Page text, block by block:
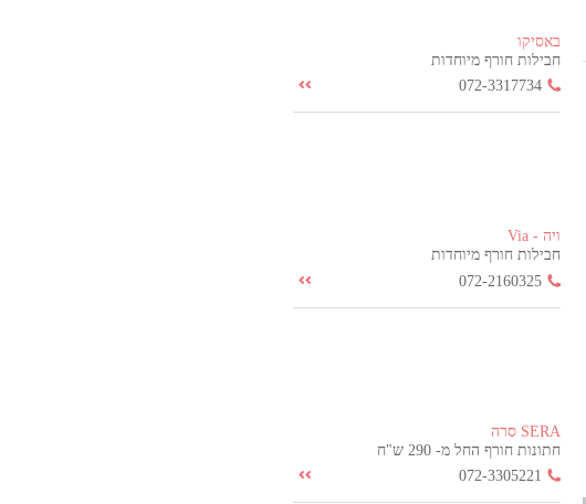
באסיקו
חבילות חורף מיוחדות
072-3317734
ויה - Via
חבילות חורף מיוחדות
072-2160325
SERA סרה
חתונות חורף החל מ- 290 ש"ח
072-3305221